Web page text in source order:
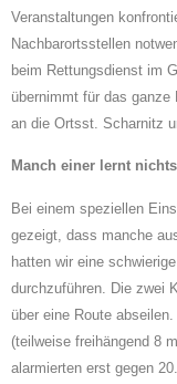
Veranstaltungen
Nachbarortsstellen
beim Rettungsdienst im
übernimmt für das
an die Ortsst. Scharnitz
Manch einer lernt
Bei einem speziellen
gezeigt, dass manche
hatten wir eine
durchzuführen. Die zwei
über eine Route
(teilweise freihängend 8
alarmierten erst gegen